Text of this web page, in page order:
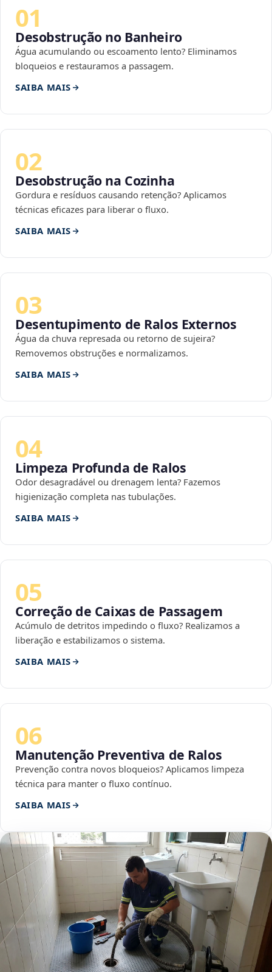
01
Desobstrução no Banheiro
Água acumulando ou escoamento lento? Eliminamos
bloqueios e restauramos a passagem.
SAIBA MAIS
02
Desobstrução na Cozinha
Gordura e resíduos causando retenção? Aplicamos
técnicas eficazes para liberar o fluxo.
SAIBA MAIS
03
Desentupimento de Ralos Externos
Água da chuva represada ou retorno de sujeira?
Removemos obstruções e normalizamos.
SAIBA MAIS
04
Limpeza Profunda de Ralos
Odor desagradável ou drenagem lenta? Fazemos
higienização completa nas tubulações.
SAIBA MAIS
05
Correção de Caixas de Passagem
Acúmulo de detritos impedindo o fluxo? Realizamos a
liberação e estabilizamos o sistema.
SAIBA MAIS
06
Manutenção Preventiva de Ralos
Prevenção contra novos bloqueios? Aplicamos limpeza
técnica para manter o fluxo contínuo.
SAIBA MAIS